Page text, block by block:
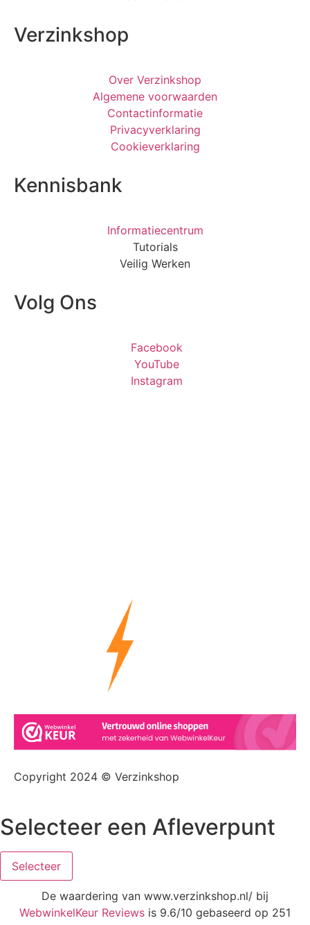
Verzinkshop
Over Verzinkshop
Algemene voorwaarden
Contactinformatie
Privacyverklaring
Cookieverklaring
Kennisbank
Informatiecentrum
Tutorials
Veilig Werken
Volg Ons
Facebook
YouTube
Instagram
Copyright 2024 © Verzinkshop
Selecteer een Afleverpunt
Selecteer
De waardering van www.verzinkshop.nl/ bij
WebwinkelKeur Reviews is 9.6/10 gebaseerd op 251